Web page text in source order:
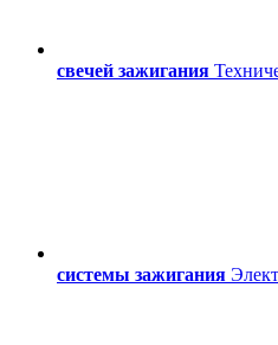
свечей зажигания
системы зажигания